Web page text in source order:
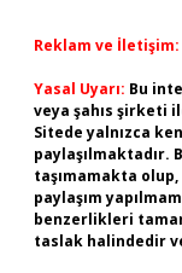
Reklam ve İletişim:
Yasal Uyarı: Bu
veya şahıs şirketi
Sitede yalnızca
taşımamakta
paylaşım
benzerlikleri
taslak halindedir